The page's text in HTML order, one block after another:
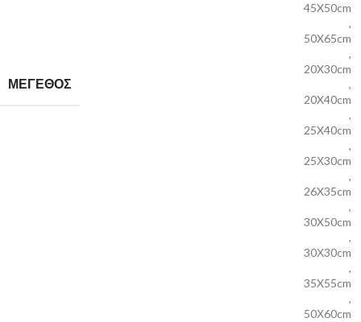
ΜΕΓΕΘΟΣ
45X50cm
,
50X65cm
,
20X30cm
,
20X40cm
,
25X40cm
,
25Χ30cm
,
26X35cm
,
30X50cm
,
30Χ30cm
,
35X55cm
,
50Χ60cm